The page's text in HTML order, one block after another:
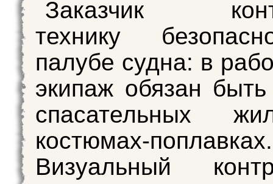
Заказчик
технику
палубе судна: в
экипаж обязан
спасательных
костюмах-поплавках.
Визуальный